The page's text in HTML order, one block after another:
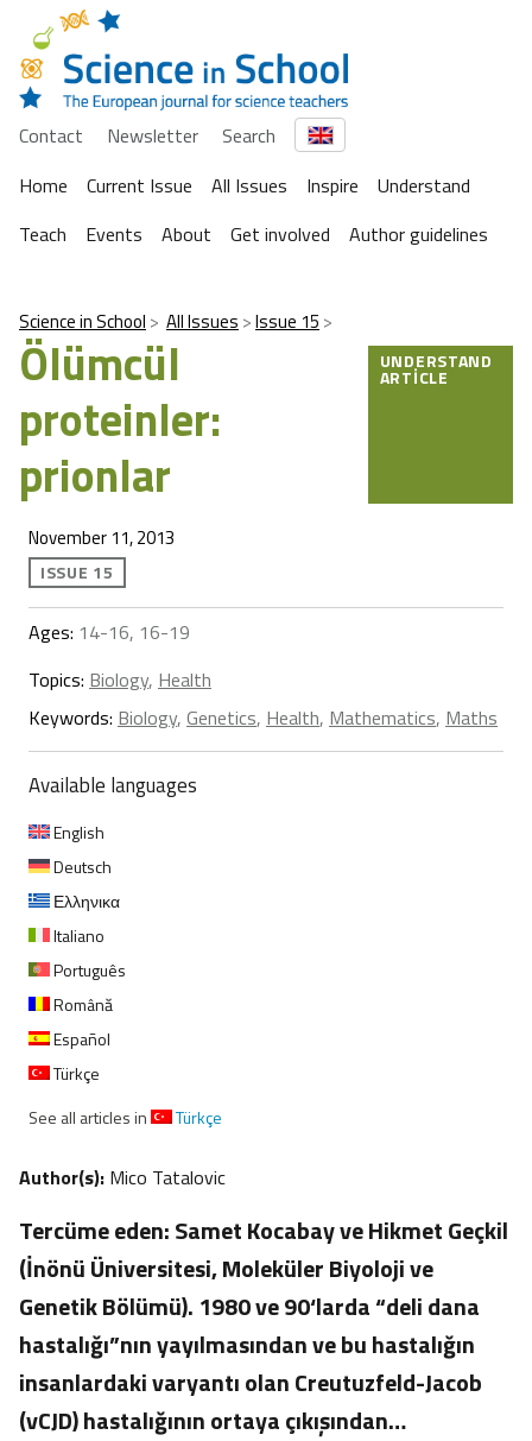
Contact Newsletter
Search
Home
Current Issue All Issues Inspire
Understand
Teach
Events About Get involved Author guidelines
Science in School All Issues Issue 15
Ölümcül
proteinler:
prionlar
UNDERSTAND
ARTICLE
November 11, 2013
ISSUE 15
Ages: 14-16, 16-19
Topics: Biology, Health
Keywords: Biology, Genetics, Health, Mathematics, Maths
Available languages
English
Deutsch
Ελληνικα
Italiano
Português
Română
Español
Türkçe
See all articles in
Türkçe
Author(s): Mico Tatalovic
Tercüme eden: Samet Kocabay ve Hikmet Geçkil
(İnönü Üniversitesi, Moleküler Biyoloji ve
Genetik Bölümü). 1980 ve 90‘larda “deli dana
hastalığı”nın yayılmasından ve bu hastalığın
insanlardaki varyantı olan Creutuzfeld-Jacob
(vCJD) hastalığının ortaya çıkışından…